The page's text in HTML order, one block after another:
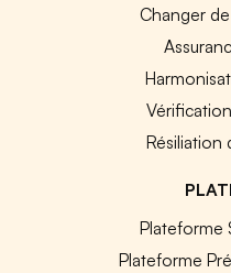
Changer
Résiliation
Plateforme
Plateforme